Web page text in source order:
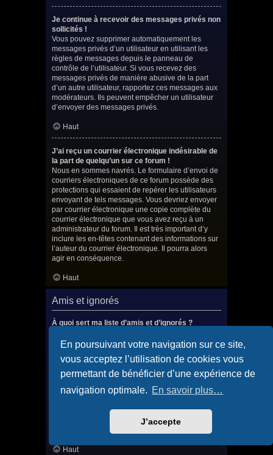
En poursuivant votre navigation sur ce site,
vous acceptez l’utilisation de cookies vous
permettant de bénéficier d’une expérience de
navigation optimale. En savoir plus…
J’accepte
Je continue à recevoir des messages privés non
sollicités !
Vous pouvez supprimer automatiquement les
messages privés d’un utilisateur en utilisant les
règles de messages depuis le panneau de
contrôle de l’utilisateur. Si vous recevez des
messages privés de manière abusive de la part
d’un autre utilisateur, rapportez ces messages aux
modérateurs. Ils peuvent empêcher un utilisateur
d’envoyer des messages privés.
Haut
J’ai reçu un courrier électronique indésirable de
la part de quelqu’un sur ce forum !
Nous en sommes navrés. Le formulaire d’envoi de
courriers électroniques de ce forum possède des
protections qui essaient de repérer les utilisateurs
envoyant de tels messages. Vous devriez envoyer
par courrier électronique une copie complète du
courrier électronique que vous avez reçu à un
administrateur du forum. Il est très important d’y
inclure les en-têtes contenant des informations sur
l’auteur du courrier électronique. Il pourra alors
agir en conséquence.
Haut
Amis et ignorés
À quoi sert ma liste d’amis et d’ignorés ?
trier certains utilisateurs du forum. Les membres
ajoutés à votre liste d’amis seront listés dans le
panneau de contrôle de l’utilisateur afin de
consulter rapidement leur statut en ligne et leur
envoyer des messages privés. Selon le style
utilisé, les messages publiés par ces utilisateurs
vous ajoutez un utilisateur à votre liste d’ignorés,
tous les messages qu’il publiera seront masqués
Haut